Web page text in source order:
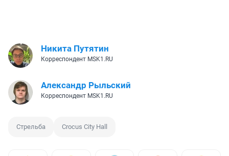
Никита Путятин
Корреспондент MSK1.RU
Александр Рыльский
Корреспондент MSK1.RU
Стрельба Crocus City Hall